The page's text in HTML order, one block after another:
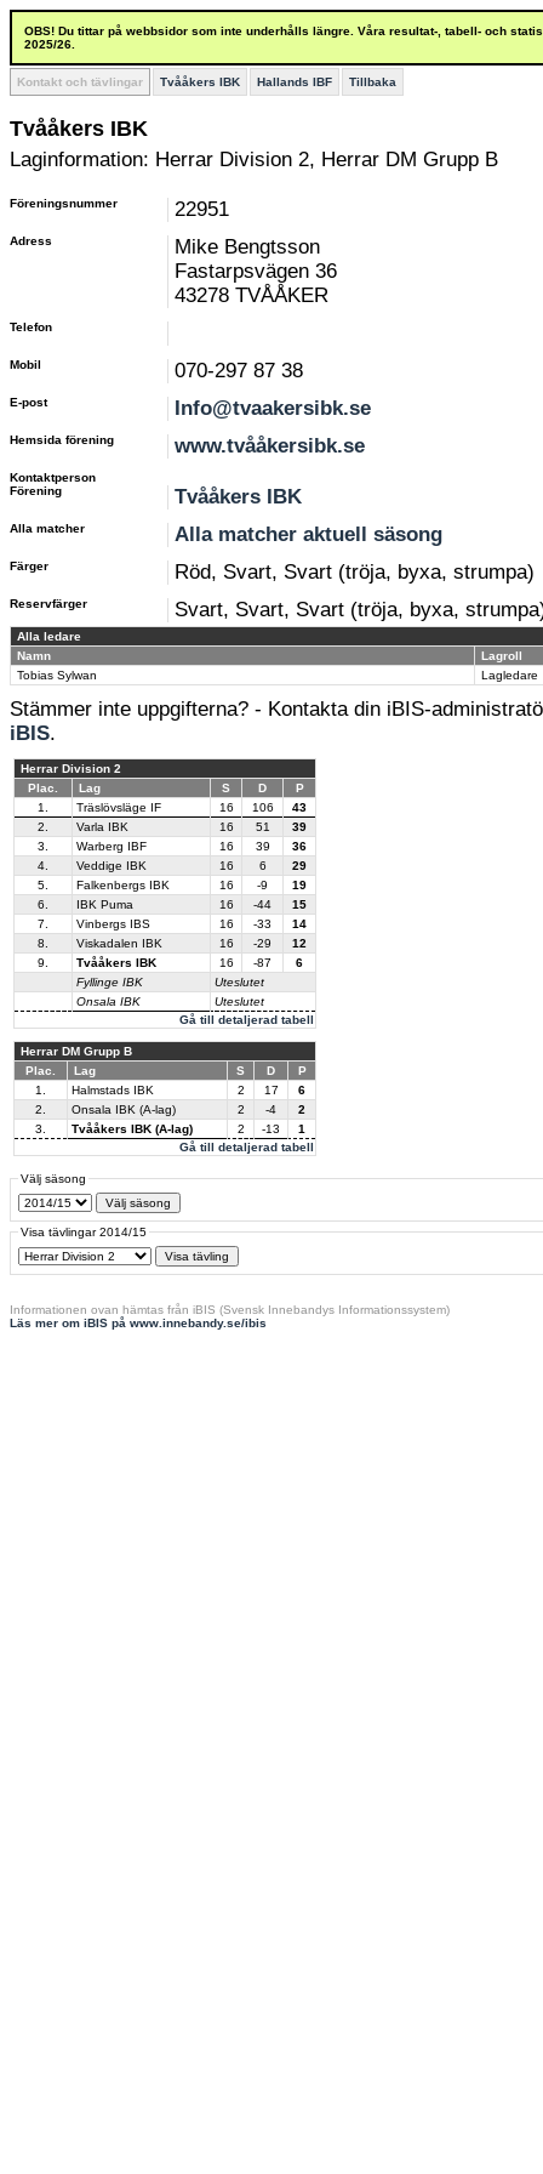
OBS! Du tittar på webbsidor som inte underhålls längre. Våra resultat-, tabell- och
2025/26.
Kontakt och tävlingar Tvååkers IBK Hallands IBF Tillbaka
Tvååkers IBK
Laginformation: Herrar Division 2, Herrar DM Grupp B
Föreningsnummer 22951
Adress
Mike Bengtsson
Fastarpsvägen 36
43278 TVÅÅKER
Telefon
Mobil 070-297 87 38
E-post Info@tvaakersibk.se
Hemsida förening www.tvååkersibk.se
Kontaktperson
Förening
Tvååkers IBK
Alla matcher Alla matcher aktuell säsong
Färger Röd, Svart, Svart (tröja, byxa, strumpa)
Reservfärger Svart, Svart, Svart (tröja, byxa,
Alla ledare
Namn
Lagroll
Tobias Sylwan
Lagledare
Stämmer inte uppgifterna? - Kontakta din iBIS-
iBIS.
Herrar Division 2
Plac.
Lag S D P
Gå till detaljerad tabell
1. Träslövsläge IF 16 106
43
2.
Varla IBK 16 51
39
3.
Warberg IBF 16 39
36
4.
Veddige IBK 16 6
29
5.
Falkenbergs IBK 16 -9
19
6.
IBK Puma 16 -44
15
7.
Vinbergs IBS 16 -33
14
8.
Viskadalen IBK 16 -29
12
9.
Tvååkers IBK 16 -87
6
Fyllinge IBK
Uteslutet
Onsala IBK
Uteslutet
Herrar DM Grupp B
Plac.
Lag S D P
Gå till detaljerad tabell
1. Halmstads IBK 2 17
6
2.
Onsala IBK (A-lag) 2 -4
2
3.
Tvååkers IBK (A-lag) 2 -13 1
Välj säsong
Visa tävlingar 2014/15
Informationen ovan hämtas från iBIS (Svensk Innebandys Informationssystem)
Läs mer om iBIS på www.innebandy.se/ibis